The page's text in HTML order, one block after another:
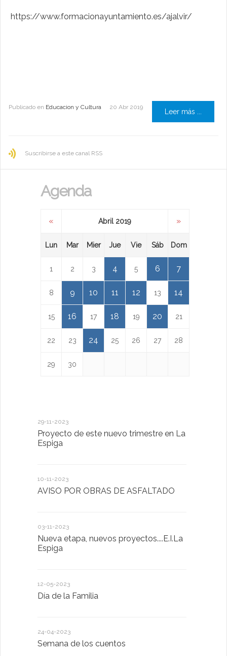
https://www.formacionayuntamiento.es/ajalvir/
Publicado en Educacion y Cultura 20 Abr 2019
Leer más ...
Suscribirse a este canal RSS
Agenda
« Abril 2019 »
Lun Mar Mier Jue Vie Sáb Dom
1 2 3 4 5 6 7
8 9 10 11 12 13 14
15 16 17 18 19 20 21
22 23 24 25 26 27 28
29 30
29-11-2023
Proyecto de este nuevo trimestre en La
Espiga
10-11-2023
AVISO POR OBRAS DE ASFALTADO
03-11-2023
Nueva etapa, nuevos proyectos....E.I.La
Espiga
12-05-2023
Día de la Familia
24-04-2023
Semana de los cuentos